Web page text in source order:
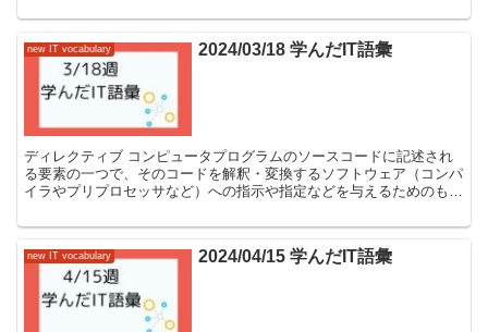
new IT vocabulary 2024/03/18 学んだIT語彙
ディレクティブ コンピュータプログラムのソースコードに記述され
る要素の一つで、そのコードを解釈・変換するソフトウェア（コンパ
イラやプリプロセッサなど）への指示や指定などを与えるためのも
new IT vocabulary 2024/04/15 学んだIT語彙